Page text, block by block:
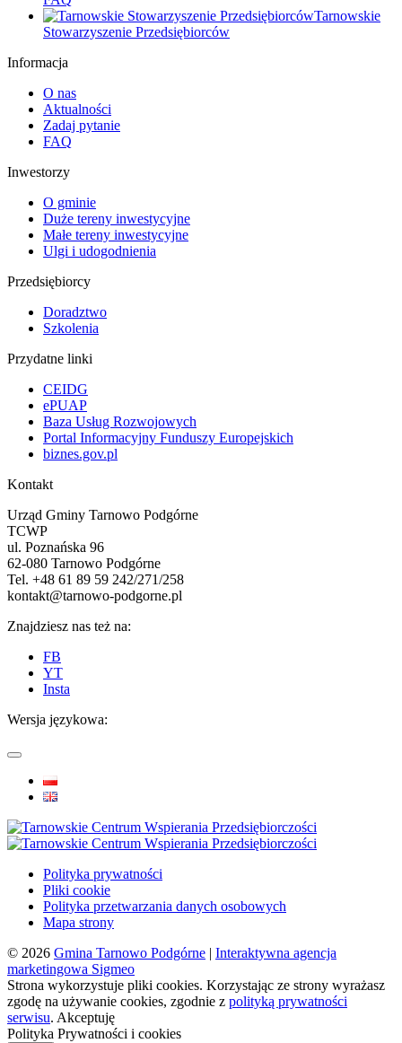
Tarnowskie
Stowarzyszenie Przedsiębiorców
Informacja
O nas
Aktualności
Zadaj pytanie
FAQ
Inwestorzy
O gminie
Duże tereny inwestycyjne
Małe tereny inwestycyjne
Ulgi i udogodnienia
Przedsiębiorcy
Doradztwo
Szkolenia
Przydatne linki
CEIDG
ePUAP
Baza Usług Rozwojowych
Portal Informacyjny Funduszy Europejskich
biznes.gov.pl
Kontakt
Urząd Gminy Tarnowo Podgórne
TCWP
ul. Poznańska 96
62-080 Tarnowo Podgórne
Tel. +48 61 89 59 242/271/258
kontakt@tarnowo-podgorne.pl
Znajdziesz nas też na:
FB
YT
Insta
Wersja językowa:
Polityka prywatności
Pliki cookie
Polityka przetwarzania danych osobowych
Mapa strony
© 2026 Gmina Tarnowo Podgórne | Interaktywna agencja
marketingowa Sigmeo
Strona wykorzystuje pliki cookies. Korzystając ze strony wyrażasz
zgodę na używanie cookies, zgodnie z polityką prywatności
serwisu. Akceptuję
Polityka Prywatności i cookies